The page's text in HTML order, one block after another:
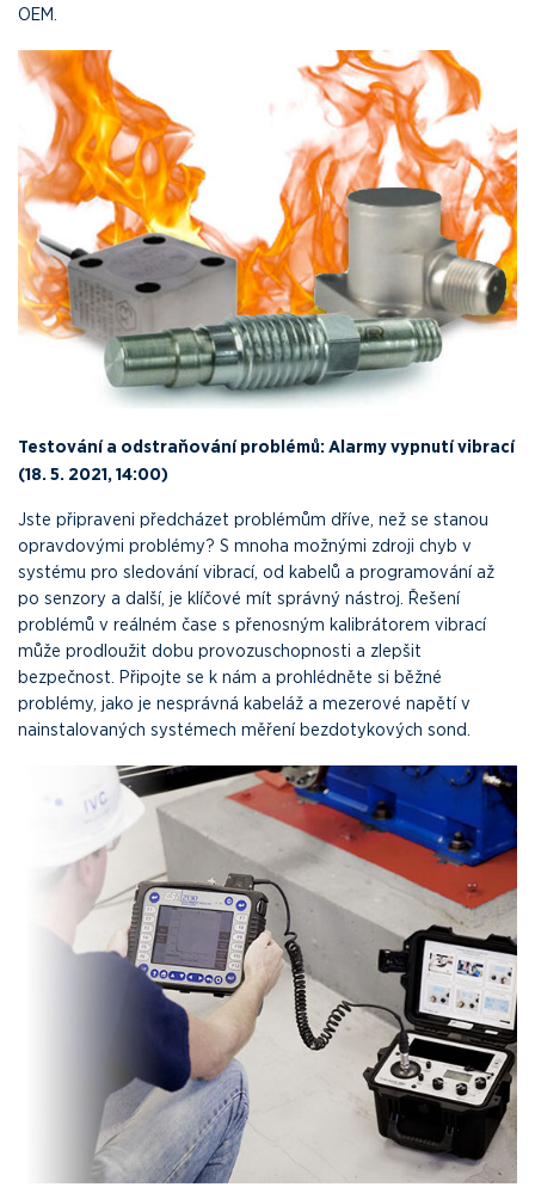
OEM.
Testování a odstraňování problémů: Alarmy vypnutí vibrací
(18. 5. 2021, 14:00)
Jste připraveni předcházet problémům dříve, než se stanou
opravdovými problémy? S mnoha možnými zdroji chyb v
systému pro sledování vibrací, od kabelů a programování až
po senzory a další, je klíčové mít správný nástroj. Řešení
problémů v reálném čase s přenosným kalibrátorem vibrací
může prodloužit dobu provozuschopnosti a zlepšit
bezpečnost. Připojte se k nám a prohlédněte si běžné
problémy, jako je nesprávná kabeláž a mezerové napětí v
nainstalovaných systémech měření bezdotykových sond.